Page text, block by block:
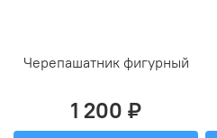
Черепашатник фигурный
1 200 ₽